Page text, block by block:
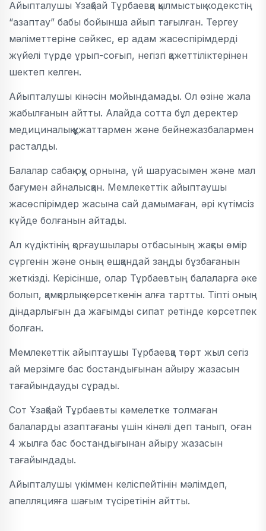
Айыпталушы Ұзақбай Тұрбаевқа қылмыстық кодекстің
“азаптау” бабы бойынша айып тағылған. Тергеу
мәліметтеріне сәйкес, ер адам жасөспірімдерді
жүйелі түрде ұрып-соғып, негізгі қажеттіліктерінен
шектеп келген.
Айыпталушы кінәсін мойындамады. Ол өзіне жала
жабылғанын айтты. Алайда сотта бұл деректер
медициналық құжаттармен және бейнежазбалармен
расталды.
Балалар сабақ оқу орнына, үй шаруасымен және мал
бағумен айналысқан. Мемлекеттік айыптаушы
жасөспірімдер жасына сай дамымаған, әрі күтімсіз
күйде болғанын айтады.
Ал күдіктінің қорғаушылары отбасының жақсы өмір
сүргенін және оның ешқандай заңды бұзбағанын
жеткізді. Керісінше, олар Тұрбаевтың балаларға әке
болып, қамқорлық көрсеткенін алға тартты. Тіпті оның
діндарлығын да жағымды сипат ретінде көрсетпек
болған.
Мемлекеттік айыптаушы Тұрбаевқа төрт жыл сегіз
ай мерзімге бас бостандығынан айыру жазасын
тағайындауды сұрады.
Сот Ұзақбай Тұрбаевты кәмелетке толмаған
балаларды азаптағаны үшін кінәлі деп танып, оған
4 жылға бас бостандығынан айыру жазасын
тағайындады.
Айыпталушы үкіммен келіспейтінін мәлімдеп,
апелляцияға шағым түсіретінін айтты.